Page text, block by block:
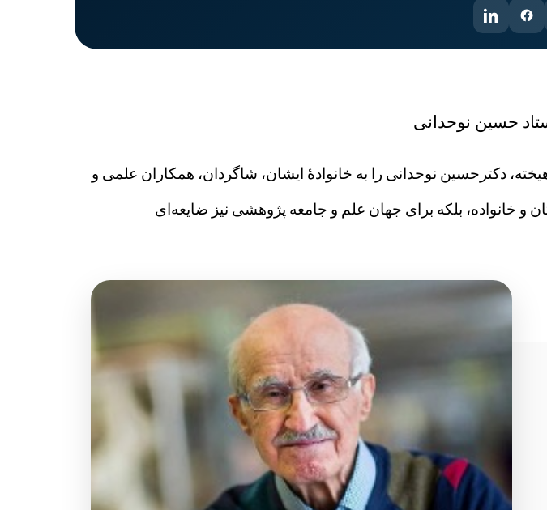
حسين نوحدانی
دکتر حسین نوحدانی را به خانوادهٔ ایشان، شاگردان، همکاران علمی و
و خانواده، بلکه برای جهان علم و جامعه پژوهشی نیز ضایعه‌ای